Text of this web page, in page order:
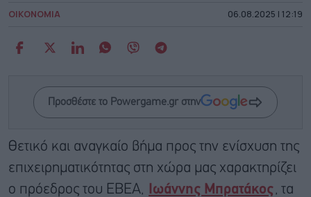
ΟΙΚΟΝΟΜΙΑ 06.08.2025 | 12:19
Προσθέστε το Powergame.gr στην
Θετικό και αναγκαίο βήμα προς την ενίσχυση της
επιχειρηματικότητας στη χώρα μας χαρακτηρίζει
ο πρόεδρος του ΕΒΕΑ,
Ιωάννης Μπρατάκος , τα